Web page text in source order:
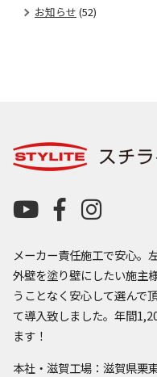
お知らせ (52)
メーカー責任施工で安心。
外壁を塗り壁にしたい施主
うことなく安心して選んで
て導入致しました。年間
ます！
本社・滋賀工場：滋賀県栗